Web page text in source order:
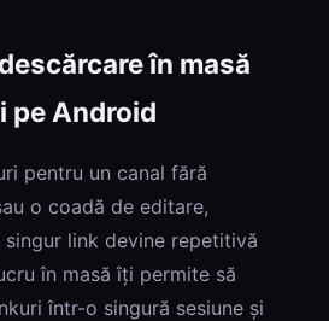
în masă
pe Android
pentru un canal fără
o coadă de editare,
singur link devine repetitivă
în masă îți permite să
într-o singură sesiune și